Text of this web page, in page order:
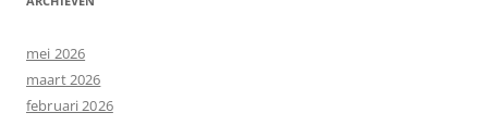
mei 2026
maart 2026
februari 2026